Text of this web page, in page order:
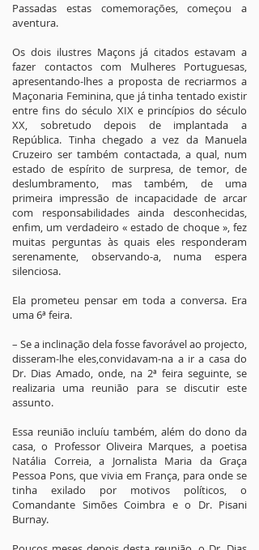
Passadas estas comemorações, começou a
aventura.
Os dois ilustres Maçons já citados estavam a
fazer contactos com Mulheres Portuguesas,
apresentando-lhes a proposta de recriarmos a
Maçonaria Feminina, que já tinha tentado existir
entre fins do século XIX e princípios do século
XX, sobretudo depois de implantada a
República. Tinha chegado a vez da Manuela
Cruzeiro ser também contactada, a qual, num
estado de espírito de surpresa, de temor, de
deslumbramento, mas também, de uma
primeira impressão de incapacidade de arcar
com responsabilidades ainda desconhecidas,
enfim, um verdadeiro « estado de choque », fez
muitas perguntas às quais eles responderam
serenamente, observando-a, numa espera
silenciosa.
Ela prometeu pensar em toda a conversa. Era
uma 6ª feira.
– Se a inclinação dela fosse favorável ao projecto,
disseram-lhe eles,convidavam-na a ir a casa do
Dr. Dias Amado, onde, na 2ª feira seguinte, se
realizaria uma reunião para se discutir este
assunto.
Essa reunião incluíu também, além do dono da
casa, o Professor Oliveira Marques, a poetisa
Natália Correia, a Jornalista Maria da Graça
Pessoa Pons, que vivia em França, para onde se
tinha exilado por motivos políticos, o
Comandante Simões Coimbra e o Dr. Pisani
Burnay.